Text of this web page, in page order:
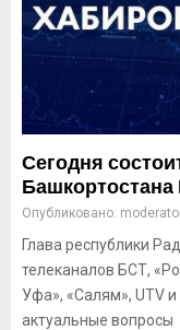
Сегодня
Опубликовано:
Глава республики
телеканалов БСТ,
Уфа», «Салям», UTV
актуальные вопросы